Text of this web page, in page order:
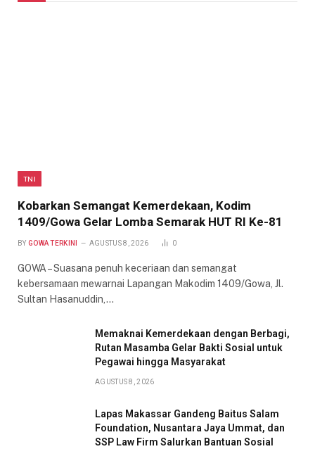
TNI
Kobarkan Semangat Kemerdekaan, Kodim
1409/Gowa Gelar Lomba Semarak HUT RI Ke-81
BY GOWA TERKINI AGUSTUS 8, 2026 0
GOWA – Suasana penuh keceriaan dan semangat
kebersamaan mewarnai Lapangan Makodim 1409/Gowa, Jl.
Sultan Hasanuddin,…
Memaknai Kemerdekaan dengan Berbagi,
Rutan Masamba Gelar Bakti Sosial untuk
Pegawai hingga Masyarakat
AGUSTUS 8, 2026
Lapas Makassar Gandeng Baitus Salam
Foundation, Nusantara Jaya Ummat, dan
SSP Law Firm Salurkan Bantuan Sosial